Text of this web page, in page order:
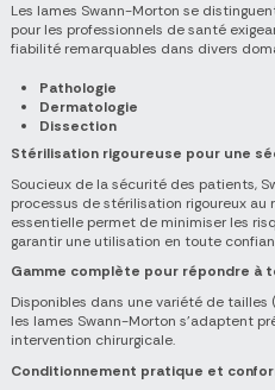
Les lames Swann-Morton se
pour les professionnels de santé
fiabilité remarquables dans divers
Pathologie
Dermatologie
Dissection
Stérilisation rigoureuse pour une
Soucieux de la sécurité des patients,
processus de stérilisation rigoureux au
essentielle permet de minimiser les
garantir une utilisation en toute
Gamme complète pour répondre à
Disponibles dans une variété de tailles
les lames Swann-Morton s'adaptent
intervention chirurgicale.
Conditionnement pratique et